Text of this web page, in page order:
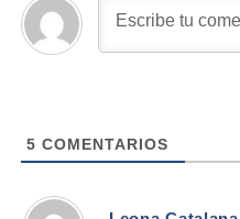
5 COMENTARIOS